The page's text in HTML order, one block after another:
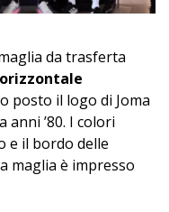
da trasferta
posto il logo di Joma
anni ’80. I colori
e il bordo delle
maglia è impresso